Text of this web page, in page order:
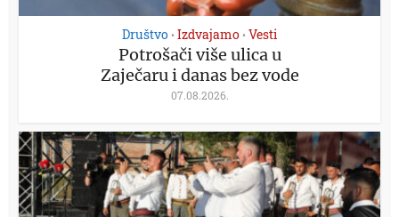
Društvo • Izdvajamo • Vesti
Potrošači više ulica u
Zaječaru i danas bez vode
07.08.2026.